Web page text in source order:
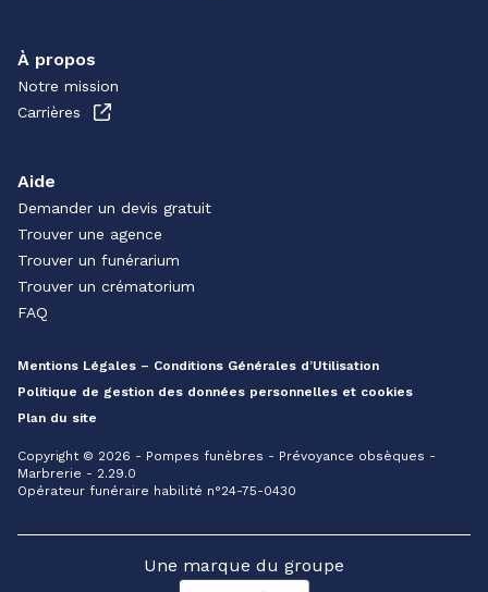
À propos
Notre mission
Carrières
Aide
Demander un devis gratuit
Trouver une agence
Trouver un funérarium
Trouver un crématorium
FAQ
Mentions Légales – Conditions Générales d’Utilisation
Politique de gestion des données personnelles et cookies
Plan du site
Copyright © 2026 - Pompes funèbres - Prévoyance obsèques -
Marbrerie - 2.29.0
Opérateur funéraire habilité n°24-75-0430
Une marque du groupe